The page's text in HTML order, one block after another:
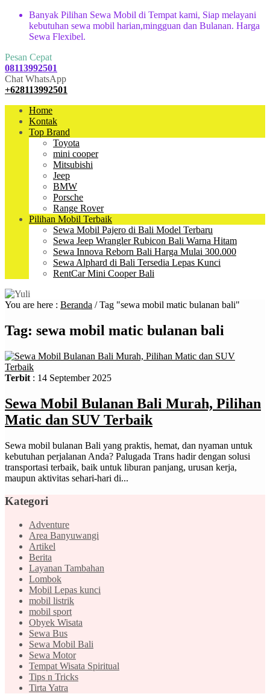
Banyak Pilihan Sewa Mobil di Tempat kami, Siap melayani
kebutuhan sewa mobil harian,mingguan dan Bulanan. Harga
Sewa Flexibel.
Pesan Cepat
08113992501
Chat WhatsApp
+628113992501
Home
Kontak
Top Brand
Toyota
mini cooper
Mitsubishi
Jeep
BMW
Porsche
Range Rover
Pilihan Mobil Terbaik
Sewa Mobil Pajero di Bali Model Terbaru
Sewa Jeep Wrangler Rubicon Bali Warna Hitam
Sewa Innova Reborn Bali Harga Mulai 300.000
Sewa Alphard di Bali Tersedia Lepas Kunci
RentCar Mini Cooper Bali
You are here : Beranda /Tag "sewa mobil matic bulanan bali"
Tag: sewa mobil matic bulanan bali
Terbit : 14 September 2025
Sewa Mobil Bulanan Bali Murah, Pilihan
Matic dan SUV Terbaik
Sewa mobil bulanan Bali yang praktis, hemat, dan nyaman untuk
kebutuhan perjalanan Anda? Palugada Trans hadir dengan solusi
transportasi terbaik, baik untuk liburan panjang, urusan kerja,
maupun aktivitas sehari-hari di...
Kategori
Adventure
Area Banyuwangi
Artikel
Berita
Layanan Tambahan
Lombok
Mobil Lepas kunci
mobil listrik
mobil sport
Obyek Wisata
Sewa Bus
Sewa Mobil Bali
Sewa Motor
Tempat Wisata Spiritual
Tips n Tricks
Tirta Yatra